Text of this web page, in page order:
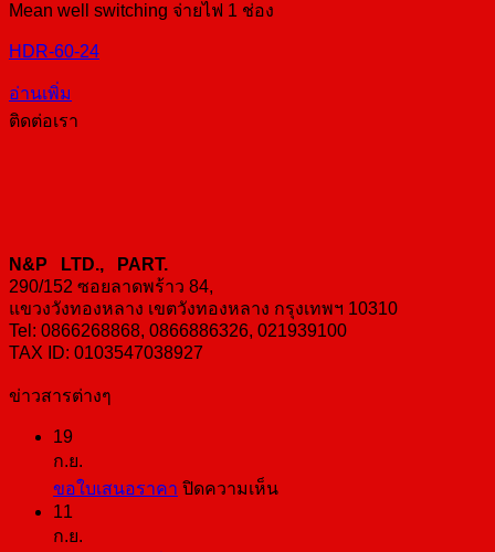
Mean well switching จ่ายไฟ 1 ช่อง
HDR-60-24
อ่านเพิ่ม
ติดต่อเรา
N&P LTD., PART.
290/152 ซอยลาดพร้าว 84,
แขวงวังทองหลาง เขตวังทองหลาง กรุงเทพฯ 10310
Tel: 0866268868, 0866886326, 021939100
TAX ID: 0103547038927
ข่าวสารต่างๆ
19
ก.ย.
ขอใบเสนอราคา ปิดความเห็นบน
11
ก.ย.